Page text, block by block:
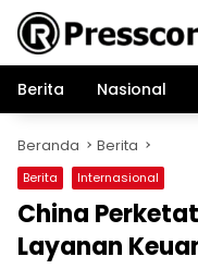
Langsung
konten
Berita
Nasional
Beranda Berita
Berita Internasional
China
Layanan